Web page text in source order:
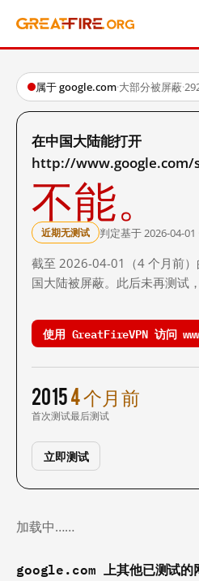
属于 google.com·大部分被屏蔽·
在中国大陆能打开
http://www.google.com/
不能。
近期无测试 判定基于 2026-04-01
截至 2026-04-01（4 个月前
国大陆被屏蔽。此后未再测试
使用 GreatFireVPN 访问
2015
首次测试
4 个月前
最后测试
立即测试
加载中……
google.com 上其他已测试的